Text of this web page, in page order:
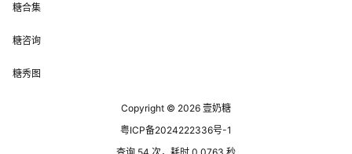
糖合集
糖咨询
糖秀图
Copyright © 2026 壹奶糖
粤ICP备2024222336号-1